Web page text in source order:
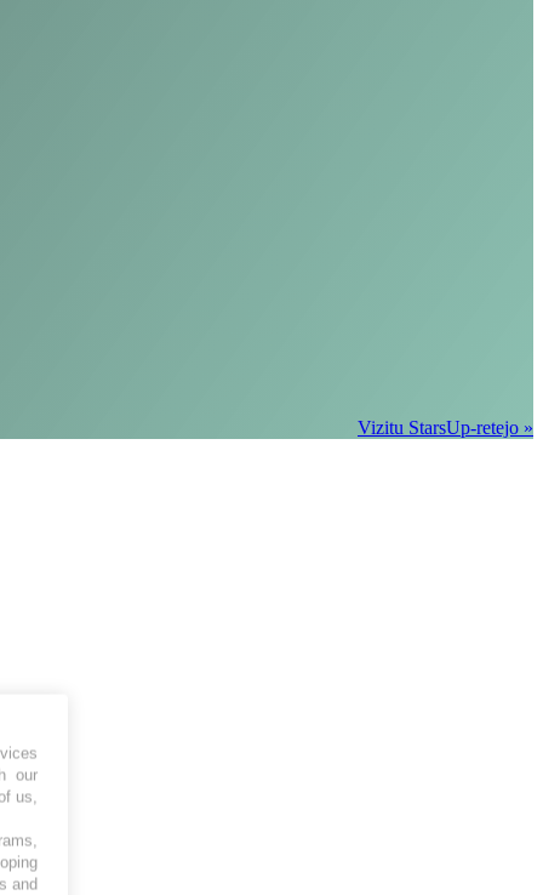
Vizitu StarsUp-retejo »
our
us,
and